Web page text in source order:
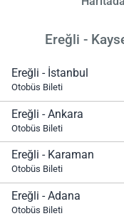
Ereğli -
Ereğli - İstanbul
Otobüs Bileti
Ereğli - Ankara
Otobüs Bileti
Ereğli - Karaman
Otobüs Bileti
Ereğli - Adana
Otobüs Bileti